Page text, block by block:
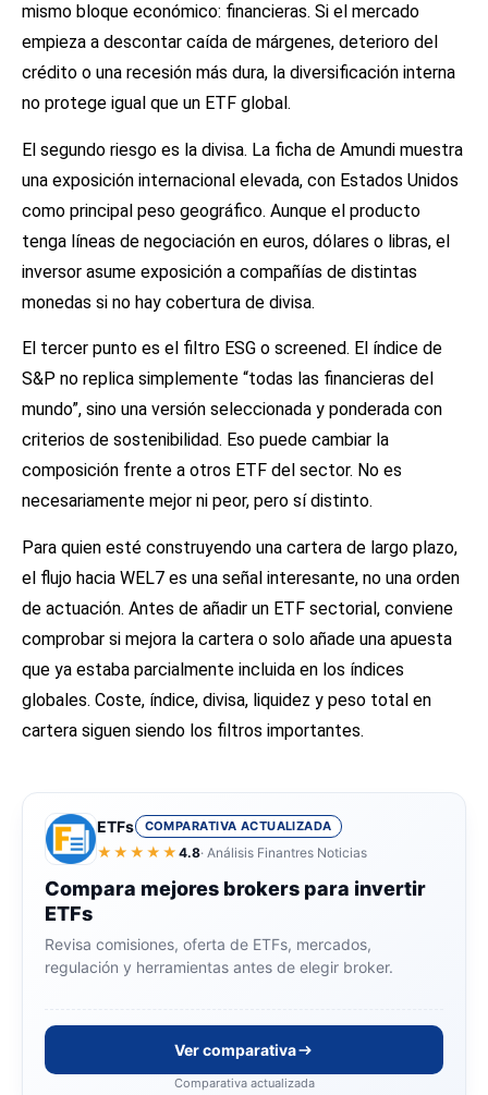
mismo bloque económico: financieras. Si el mercado
empieza a descontar caída de márgenes, deterioro del
crédito o una recesión más dura, la diversificación interna
no protege igual que un ETF global.
El segundo riesgo es la divisa. La ficha de Amundi muestra
una exposición internacional elevada, con Estados Unidos
como principal peso geográfico. Aunque el producto
tenga líneas de negociación en euros, dólares o libras, el
inversor asume exposición a compañías de distintas
monedas si no hay cobertura de divisa.
El tercer punto es el filtro ESG o screened. El índice de
S&P no replica simplemente “todas las financieras del
mundo”, sino una versión seleccionada y ponderada con
criterios de sostenibilidad. Eso puede cambiar la
composición frente a otros ETF del sector. No es
necesariamente mejor ni peor, pero sí distinto.
Para quien esté construyendo una cartera de largo plazo,
el flujo hacia WEL7 es una señal interesante, no una orden
de actuación. Antes de añadir un ETF sectorial, conviene
comprobar si mejora la cartera o solo añade una apuesta
que ya estaba parcialmente incluida en los índices
globales. Coste, índice, divisa, liquidez y peso total en
cartera siguen siendo los filtros importantes.
ETFs COMPARATIVA ACTUALIZADA
★★★★★ 4.8· Análisis Finantres Noticias
Compara mejores brokers para invertir
ETFs
Revisa comisiones, oferta de ETFs, mercados,
regulación y herramientas antes de elegir broker.
Ver comparativa
Comparativa actualizada